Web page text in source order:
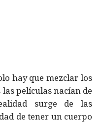
hay que mezclar los
películas nacían de
surge de las
de tener un cuerpo